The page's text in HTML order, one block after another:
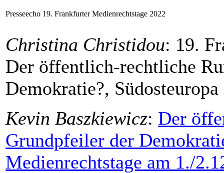
Presseecho 19. Frankfurter Medienrechtstage 2022
Christina Christidou: 19.
Der öffentlich-rechtliche
Demokratie?,
Kevin Baszkiewicz: Der
Grundpfeiler der
Medienrechtstage am 1./